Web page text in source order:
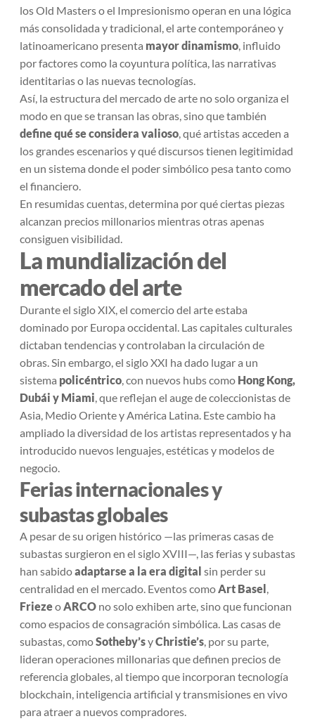
los Old Masters o el Impresionismo operan en una lógica
más consolidada y tradicional, el arte contemporáneo y
latinoamericano presenta mayor dinamismo, influido
por factores como la coyuntura política, las narrativas
identitarias o las nuevas tecnologías.
Así, la estructura del mercado de arte no solo organiza el
modo en que se transan las obras, sino que también
define qué se considera valioso, qué artistas acceden a
los grandes escenarios y qué discursos tienen legitimidad
en un sistema donde el poder simbólico pesa tanto como
el financiero.
En resumidas cuentas, determina por qué ciertas piezas
alcanzan precios millonarios mientras otras apenas
consiguen visibilidad.
La mundialización del
mercado del arte
Durante el siglo XIX, el comercio del arte estaba
dominado por Europa occidental. Las capitales culturales
dictaban tendencias y controlaban la circulación de
obras. Sin embargo, el siglo XXI ha dado lugar a un
sistema policéntrico, con nuevos hubs como Hong Kong,
Dubái y Miami, que reflejan el auge de coleccionistas de
Asia, Medio Oriente y América Latina. Este cambio ha
ampliado la diversidad de los artistas representados y ha
introducido nuevos lenguajes, estéticas y modelos de
negocio.
Ferias internacionales y
subastas globales
A pesar de su origen histórico —las primeras casas de
subastas surgieron en el siglo XVIII—, las ferias y subastas
han sabidoadaptarse a la era digital sin perder su
centralidad en el mercado. Eventos comoArt Basel,
FriezeoARCO no solo exhiben arte, sino que funcionan
como espacios de consagración simbólica. Las casas de
subastas, comoSotheby’syChristie’s, por su parte,
lideran operaciones millonarias que definen precios de
referencia globales, al tiempo que incorporan tecnología
blockchain, inteligencia artificial y transmisiones en vivo
para atraer a nuevos compradores.